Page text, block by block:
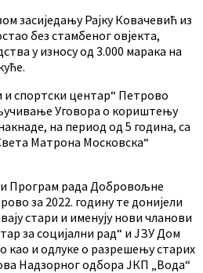
засиједању Рајку Ковачевић из
без стамбеног овјекта,
у износу од 3.000 марака на
и спортски центар“ Петрово
Уговора о кориштењу
на период од 5 година, са
Матрона Московска“
Програм рада Добровољне
за 2022. годину те донијели
стари и именују нови чланови
за социјални рад“ и ЈЗУ Дом
као и одлуке о разрешењу старих
Надзорног одбора ЈКП „Вода“